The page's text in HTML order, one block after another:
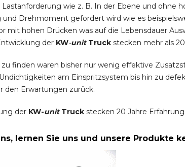
wie z. B. In der Ebene und ohne
Drehmoment gefordert wird wie es
mit hohen Drücken was auf die Lebensdauer
der KW-unit Truck stecken mehr als
finden waren bisher nur wenig effektive
am Einspritzsystem bis hin zu
den Erwartungen zurück.
der KW-unitTruck stecken 20 Jahre
lernen Sie uns und unsere Produkte